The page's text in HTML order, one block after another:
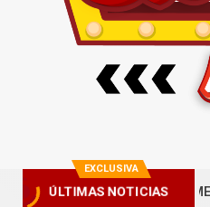
EXCLUSIVA
ÚLTIMAS NOTICIAS
QUE ACELERA EL MERCADO